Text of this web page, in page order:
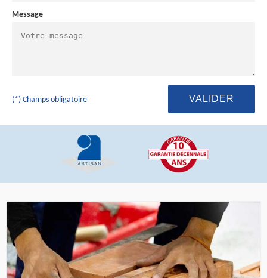
Message
(*) Champs obligatoire